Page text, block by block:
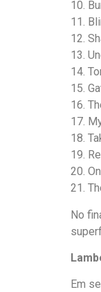
10.
11.
12.
13.
14.
15.
16.
17.
18.
19.
20.
21.
No
Em